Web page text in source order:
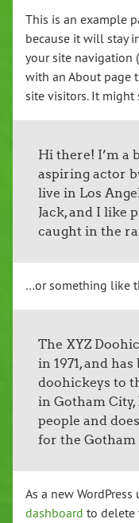
This is an example
because it will stay
your site navigation
with an About page
site visitors. It
Hi there! I’m a
aspiring actor
live in Los
Jack, and I like
caught in the
…or something like
The XYZ
in 1971, and
doohickeys to
in Gotham City,
people and
for the
As a new
dashboard to delete